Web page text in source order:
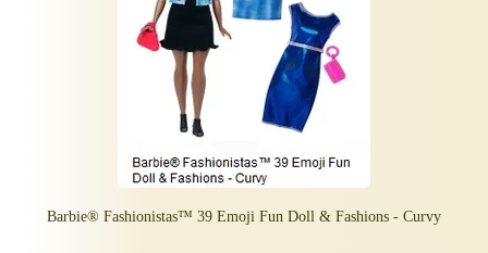
Barbie® Fashionistas™ 39 Emoji Fun Doll & Fashions - Curvy